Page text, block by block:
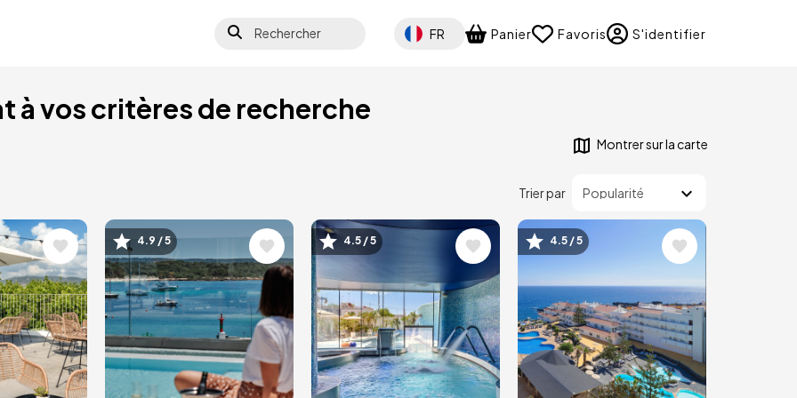
Rechercher Select your language
FR Panier Favoris S'identifier
à vos critères de recherche
Montrer sur la carte
Trier par
Image
4.9 / 5 Image
4.5 / 5 Image
4.5 / 5